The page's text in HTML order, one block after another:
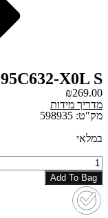
95C632-X0L S
₪269.00
מדריך מידות
מק"ט: 598935
במלאי
כמות
של
95C632-
X0L
S
Add To Bag